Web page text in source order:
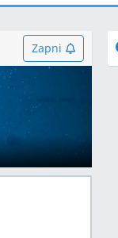
Zapni